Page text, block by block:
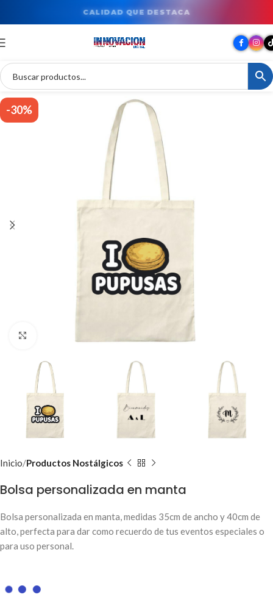
TU MARCA EN GRAN FORMATO
-30%
Inicio Productos Nostálgicos
Bolsa personalizada en manta
Bolsa personalizada en manta, medidas 35cm de ancho y 40cm de
alto, perfecta para dar como recuerdo de tus eventos especiales o
para uso personal.